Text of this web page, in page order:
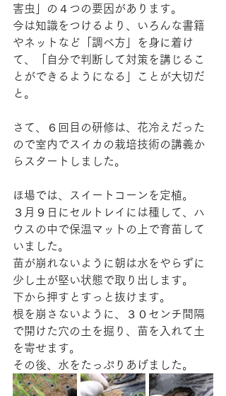
害虫」の４つの要因があります。
今は知識をつけるより、いろんな書籍
やネットなど「調べ方」を身に着け
て、「自分で判断して対策を講じるこ
とができるようになる」ことが大切だ
と。
さて、６回目の研修は、花冷えだった
ので室内でスイカの栽培技術の講義か
らスタートしました。
ほ場では、スイートコーンを定植。
３月９日にセルトレイには種して、ハ
ウスの中で保温マットの上で育苗して
いました。
苗が崩れないように朝は水をやらずに
少し土が堅い状態で取り出します。
下から押すとすっと抜けます。
根を崩さないように、３０センチ間隔
で開けた穴の土を掘り、苗を入れて土
を寄せます。
その後、水をたっぷりあげました。